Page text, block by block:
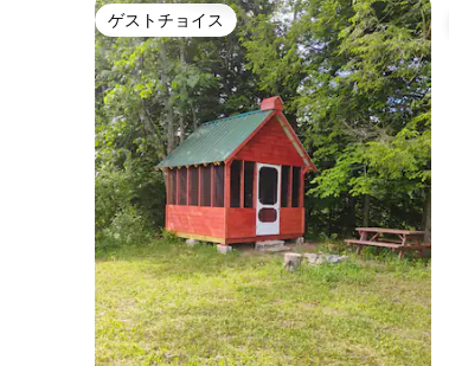
ゲストチョイス
ゲストチョイス